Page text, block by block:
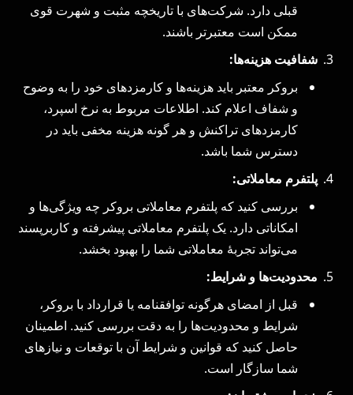
قبلی دارد. شرکت‌های با تاریخچه مثبت و شهرت قوی
ممکن است معتبرتر باشند.
شفافیت هزینه‌ها:
بروکر معتبر باید هزینه‌ها و کارمزدهای خود را به وضوح
و شفاف اعلام کند. اطلاعات مربوط به نرخ اسپرد،
کارمزدهای تراکنش و هر گونه هزینه مخفی باید در
دسترس شما باشد.
پلتفرم معاملاتی:
بررسی کنید که پلتفرم معاملاتی بروکر چه ویژگی‌ها و
امکاناتی دارد. یک پلتفرم معاملاتی پیشرفته و کاربرپسند
می‌تواند تجربهٔ معاملاتی شما را بهبود بخشد.
محدودیت‌ها و شرایط:
قبل از امضای هرگونه توافقنامه یا قرارداد با بروکر،
شرایط و محدودیت‌ها را به دقت بررسی کنید. اطمینان
حاصل کنید که قوانین و شرایط آن با توقعات و نیازهای
شما سازگار است.